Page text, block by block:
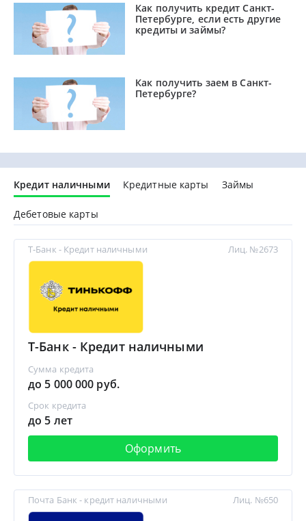
Как получить кредит Санкт-
Петербурге, если есть другие
кредиты и займы?
Как получить заем в Санкт-
Петербурге?
Кредит наличными Кредитные карты Займы
Дебетовые карты
Т-Банк - Кредит наличными
Т-Банк - Кредит наличными
Сумма кредита
до 5 000 000 руб.
Срок кредита
до 5 лет
Оформить
Лиц. №2673
Почта Банк - кредит наличными Лиц. №650